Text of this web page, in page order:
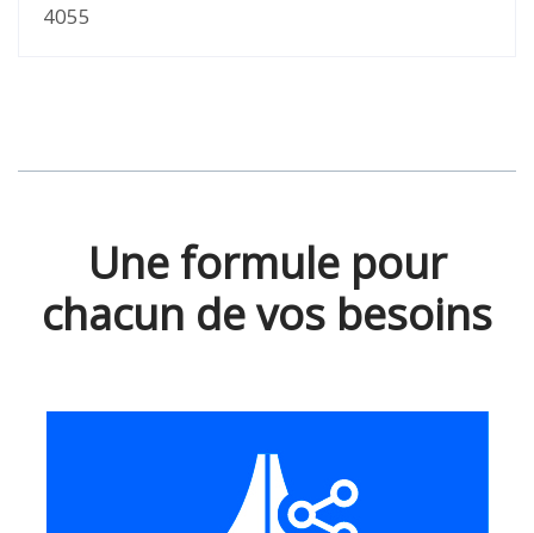
4055
Une formule pour
chacun de vos besoins